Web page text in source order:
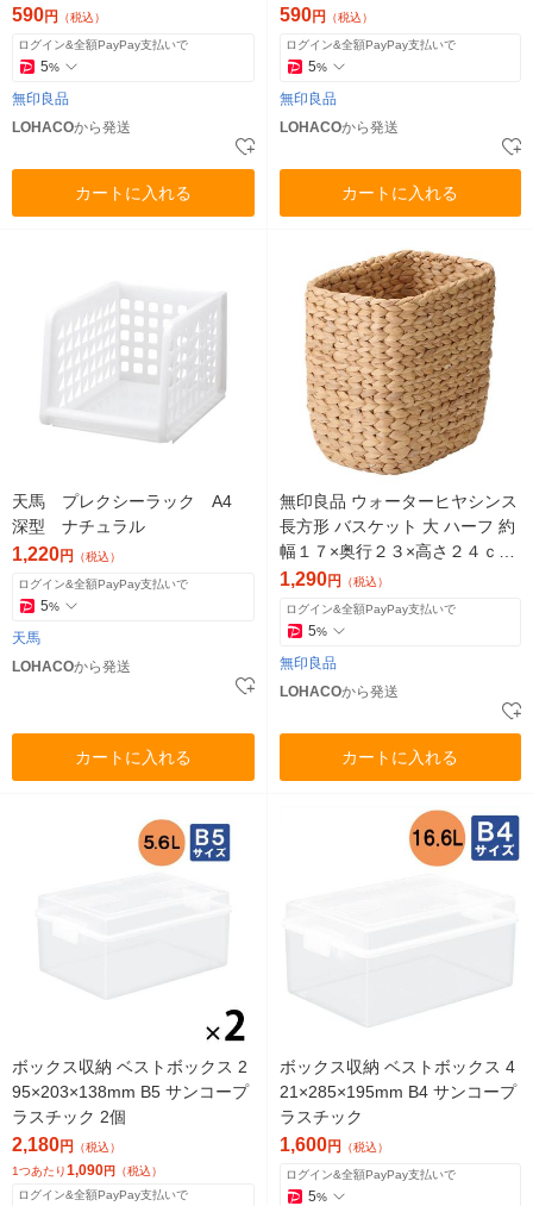
さ２０ｃｍ 良品計画
590円 （税込）
ログイン&全額PayPay支払いで
5%
無印良品
LOHACOから発送
カートに入れる
２０ｃｍ 良品計画
590円 （税込）
ログイン&全額PayPay支払いで
5%
無印良品
LOHACOから発送
カートに入れる
天馬 プレクシーラック A4
深型 ナチュラル
1,220円 （税込）
ログイン&全額PayPay支払いで
5%
天馬
LOHACOから発送
カートに入れる
無印良品 ウォーターヒヤシンス
長方形 バスケット 大 ハーフ 約
幅１７×奥行２３×高さ２４ｃｍ
良品計画
1,290円 （税込）
ログイン&全額PayPay支払いで
5%
無印良品
LOHACOから発送
カートに入れる
ボックス収納 ベストボックス 2
95×203×138mm B5 サンコープ
ラスチック 2個
2,180円 （税込）
1つあたり1,090円 （税込）
ログイン&全額PayPay支払いで
ボックス収納 ベストボックス 4
21×285×195mm B4 サンコープ
ラスチック
1,600円 （税込）
ログイン&全額PayPay支払いで
5%